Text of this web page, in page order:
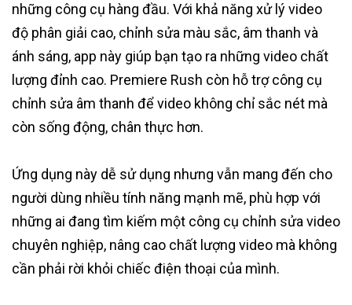
những công cụ hàng đầu. Với khả năng xử lý video
độ phân giải cao, chỉnh sửa màu sắc, âm thanh và
ánh sáng, app này giúp bạn tạo ra những video chất
lượng đỉnh cao. Premiere Rush còn hỗ trợ công cụ
chỉnh sửa âm thanh để video không chỉ sắc nét mà
còn sống động, chân thực hơn.
Ứng dụng này dễ sử dụng nhưng vẫn mang đến cho
người dùng nhiều tính năng mạnh mẽ, phù hợp với
những ai đang tìm kiếm một công cụ chỉnh sửa video
chuyên nghiệp, nâng cao chất lượng video mà không
cần phải rời khỏi chiếc điện thoại của mình.